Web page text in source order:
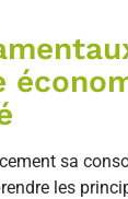
sa
les